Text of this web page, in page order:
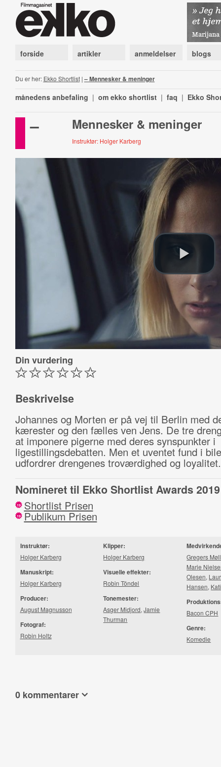
forside artikler anmeldelser blogs
Du er her: Ekko Shortlist| – Mennesker & meninger
månedens anbefaling | om ekko shortlist | faq | Ekko
– Mennesker & meninger
Instruktør: Holger Karberg
Din vurdering
Beskrivelse
Johannes og Morten er på vej til Berlin med
kærester og den fælles ven Jens. De tre
at imponere pigerne med deres synspunkter i
ligestillingsdebatten. Men et uventet fund i
udfordrer drengenes troværdighed og loyalitet.
Nomineret til Ekko Shortlist Awards 2019
19 Shortlist Prisen
19 Publikum Prisen
Instruktør:
Holger Karberg
Manuskript:
Holger Karberg
Producer:
August Magnusson
Fotograf:
Robin Holtz
Klipper:
Holger Karberg
Visuelle effekter:
Robin Töndel
Tonemester:
Asger Midjord,Jamie
Thurman
Gregers
Marie
Olesen,
Hansen,
Bacon CPH
Genre:
Komedie
0 kommentarer